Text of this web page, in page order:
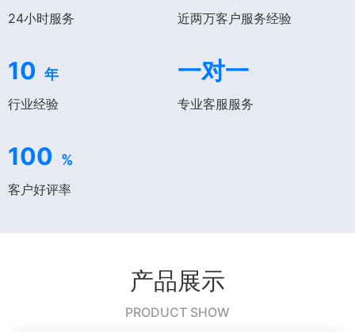
24小时服务 近两万客户服务经验
10 年
行业经验
一对一
专业客服服务
100 %
客户好评率
产品展示
PRODUCT SHOW